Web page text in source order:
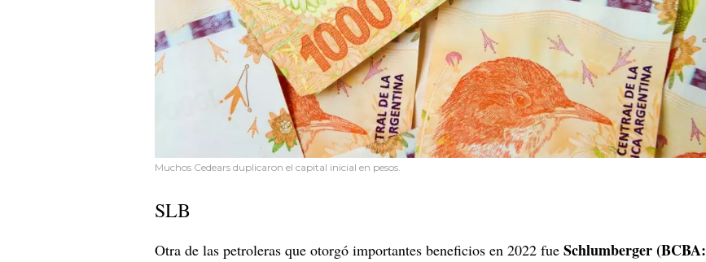
Muchos Cedears duplicaron el capital inicial en pesos.
SLB
Otra de las petroleras que otorgó importantes beneficios en 2022 fue Schlumberger (BCBA: